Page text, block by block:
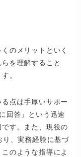
のメリットといく
を理解すること
。
点は手厚いサポー
回答」という迅速
す。また、現役の
、実務経験に基づ
のような指導によ